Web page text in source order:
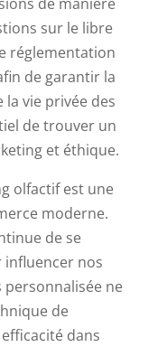
sur le libre
réglementation
de garantir la
vie privée des
de trouver un
et éthique.
olfactif est une
moderne.
de se
nos
personnalisée ne
de
dans